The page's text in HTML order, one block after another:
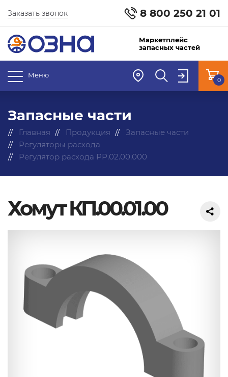
8 800 250 21 01
Заказать звонок
Маркетплейс
запасных частей
Меню
0
Запасные части
Главная Продукция
Запасные части
Регуляторы расхода
Регулятор расхода РР.02.00.000
Хомут КП.00.01.00